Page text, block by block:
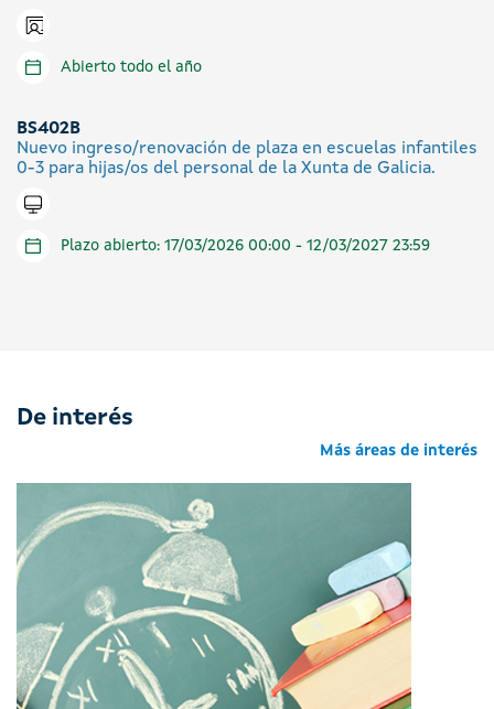
Icono presencial
Abierto todo el año
BS402B
Nuevo ingreso/renovación de plaza en escuelas infantiles
0-3 para hijas/os del personal de la Xunta de Galicia.
Tramitar en línea
Plazo abierto: 17/03/2026 00:00 - 12/03/2027 23:59
De interés
Más áreas de interés